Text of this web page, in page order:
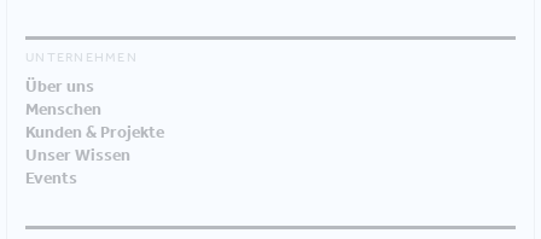
UNTERNEHMEN
Über uns
Menschen
Kunden & Projekte
Unser Wissen
Events